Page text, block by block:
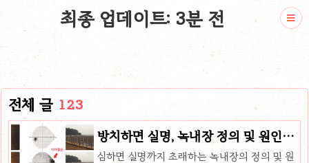
최종 업데이트: 3분 전
전체 글 123
방치하면 실명, 녹내장 정의 및 원인과
증상
심하면 실명까지 초래하는 녹내장의 정의 및 원